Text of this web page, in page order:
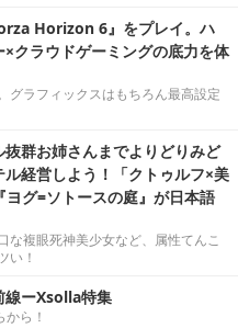
Horizon 6』をプレイ。ハ
クラウドゲーミングの底力を体
グラフィックスはもちろん最高設定
群お姉さんまでよりどりみど
ル経営しよう！「クトゥルフ×美
ヨグ=ソトースの庭』が日本語
な複眼死神美少女など、属性てんこ
い！
線ーXsolla特集
ら！